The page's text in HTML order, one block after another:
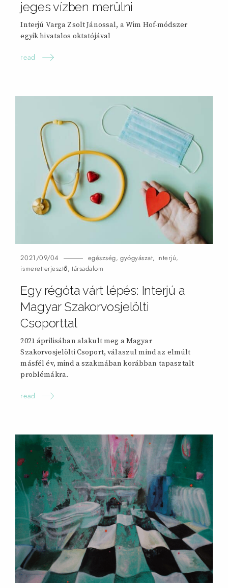
jeges vízben merülni
Interjú Varga Zsolt Jánossal, a Wim Hof-módszer
egyik hivatalos oktatójával
read
2021/09/04 egészség,gyógyászat, interjú,
ismeretterjesztő,társadalom
Egy régóta várt lépés: Interjú a
Magyar Szakorvosjelölti
Csoporttal
2021 áprilisában alakult meg a Magyar
Szakorvosjelölti Csoport, válaszul mind az elmúlt
másfél év, mind a szakmában korábban tapasztalt
problémákra.
read